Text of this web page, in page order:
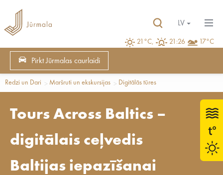
21°C, 21:26 17°C
LV
Pirkt Jūrmalas caurlaidi
Redzi un Dari Maršruti un ekskursijas Digitālās tūres
Tours Across Baltics –
digitālais ceļvedis
Baltijas iepazīšanai